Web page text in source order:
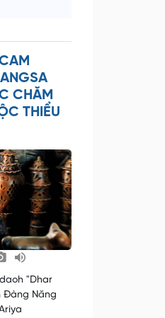
CHĂM
THIỂU
"Dhar
Đàng Năng